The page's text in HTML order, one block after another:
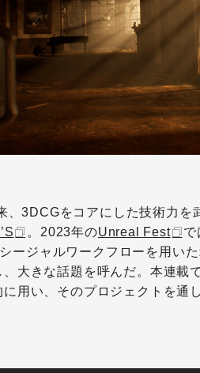
、3DCGをコアにした技術力を
。2023年のUnreal Fest で
ージャルワークフローを用い
大きな話題を呼んだ。本連載
用い、そのプロジェクトを通